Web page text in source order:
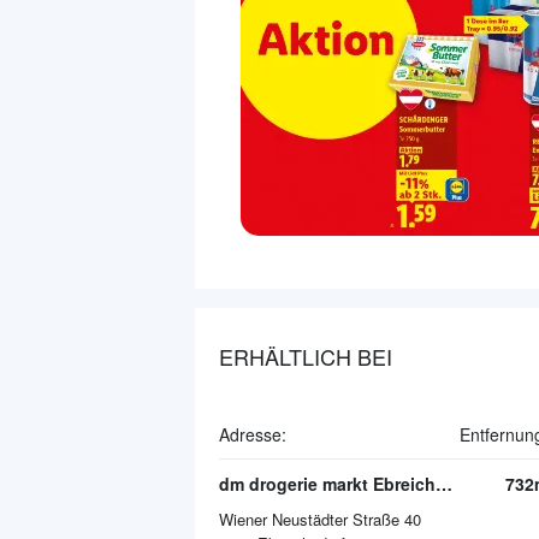
ERHÄLTLICH BEI
Adresse:
dm drogerie markt Ebreichsdorf
Wiener Neustädter Straße 40